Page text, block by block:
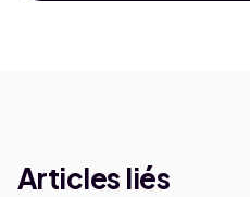
Articles liés